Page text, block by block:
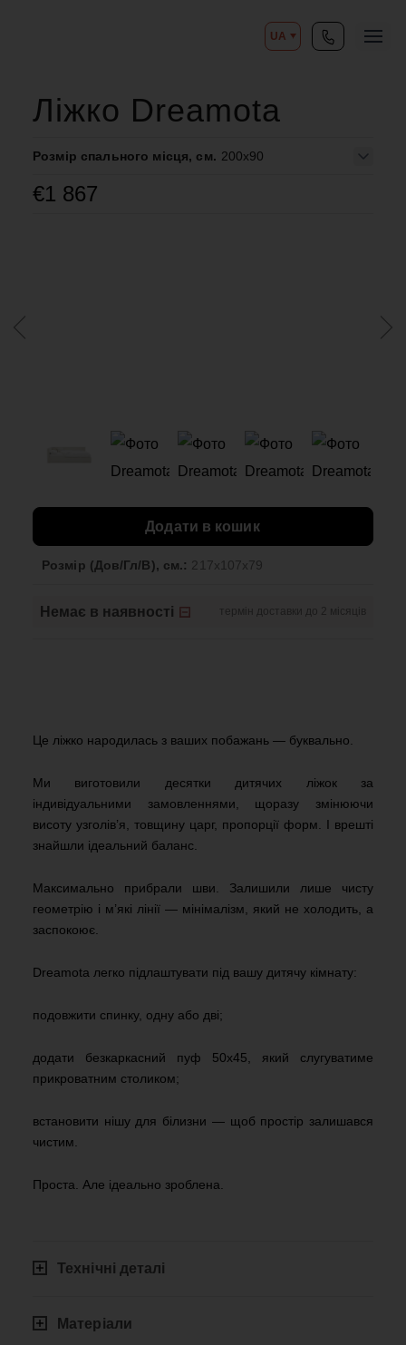
UA
Ліжко Dreamota
Розмір спального місця, см. 200x90
€1 867
Розмір (Дов/Гл/В), см.: 217x107x79
Немає в наявності термін доставки до 2 місяців
Додати в кошик
Це ліжко народилась з ваших побажань — буквально.
Ми виготовили десятки дитячих ліжок за
індивідуальними замовленнями, щоразу змінюючи
висоту узголів’я, товщину царг, пропорції форм. І врешті
знайшли ідеальний баланс.
Максимально прибрали шви. Залишили лише чисту
геометрію і м’які лінії — мінімалізм, який не холодить, а
заспокоює.
Dreamota легко підлаштувати під вашу дитячу кімнату:
подовжити спинку, одну або дві;
додати безкаркасний пуф 50х45, який слугуватиме
прикроватним столиком;
встановити нішу для білизни — щоб простір залишався
чистим.
Проста. Але ідеально зроблена.
Технічні деталі
Матеріали